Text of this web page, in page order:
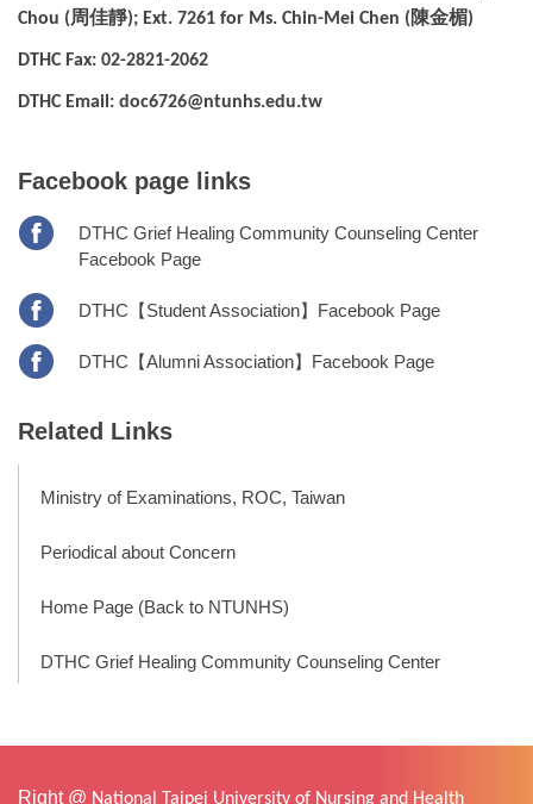
Chou (周佳靜); Ext. 7261 for Ms. Chin-Mei Chen (陳金楣)
DTHC Fax: 02-2821-2062
DTHC Email: doc6726@ntunhs.edu.tw
Facebook page links
DTHC Grief Healing Community Counseling Center
Facebook Page
DTHC【Student Association】Facebook Page
DTHC【Alumni Association】Facebook Page
Related Links
Ministry of Examinations, ROC, Taiwan
Periodical about Concern
Home Page (Back to NTUNHS)
DTHC Grief Healing Community Counseling Center
Right @ National Taipei University of Nursing and Health